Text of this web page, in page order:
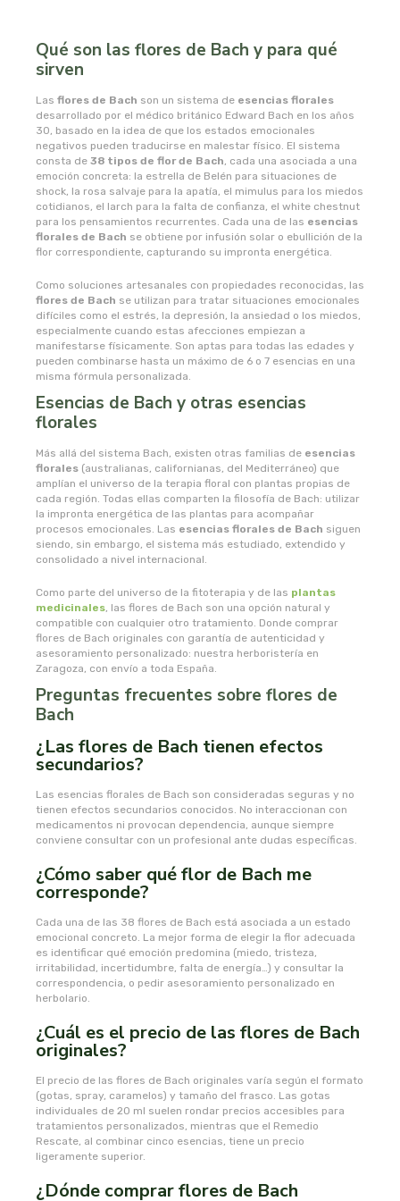
Qué son las flores de Bach y para qué
sirven
Las flores de Bach son un sistema de esencias florales
desarrollado por el médico británico Edward Bach en los años
30, basado en la idea de que los estados emocionales
negativos pueden traducirse en malestar físico. El sistema
consta de 38 tipos de flor de Bach, cada una asociada a una
emoción concreta: la estrella de Belén para situaciones de
shock, la rosa salvaje para la apatía, el mimulus para los miedos
cotidianos, el larch para la falta de confianza, el white chestnut
para los pensamientos recurrentes. Cada una de las esencias
florales de Bach se obtiene por infusión solar o ebullición de la
flor correspondiente, capturando su impronta energética.
Como soluciones artesanales con propiedades reconocidas, las
flores de Bach se utilizan para tratar situaciones emocionales
difíciles como el estrés, la depresión, la ansiedad o los miedos,
especialmente cuando estas afecciones empiezan a
manifestarse físicamente. Son aptas para todas las edades y
pueden combinarse hasta un máximo de 6 o 7 esencias en una
misma fórmula personalizada.
Esencias de Bach y otras esencias
florales
Más allá del sistema Bach, existen otras familias de esencias
florales (australianas, californianas, del Mediterráneo) que
amplían el universo de la terapia floral con plantas propias de
cada región. Todas ellas comparten la filosofía de Bach: utilizar
la impronta energética de las plantas para acompañar
procesos emocionales. Las esencias florales de Bach siguen
siendo, sin embargo, el sistema más estudiado, extendido y
consolidado a nivel internacional.
Como parte del universo de la fitoterapia y de las plantas
medicinales, las flores de Bach son una opción natural y
compatible con cualquier otro tratamiento. Donde comprar
flores de Bach originales con garantía de autenticidad y
asesoramiento personalizado: nuestra herboristería en
Zaragoza, con envío a toda España.
Preguntas frecuentes sobre flores de
Bach
¿Las flores de Bach tienen efectos
secundarios?
Las esencias florales de Bach son consideradas seguras y no
tienen efectos secundarios conocidos. No interaccionan con
medicamentos ni provocan dependencia, aunque siempre
conviene consultar con un profesional ante dudas específicas.
¿Cómo saber qué flor de Bach me
corresponde?
Cada una de las 38 flores de Bach está asociada a un estado
emocional concreto. La mejor forma de elegir la flor adecuada
es identificar qué emoción predomina (miedo, tristeza,
irritabilidad, incertidumbre, falta de energía…) y consultar la
correspondencia, o pedir asesoramiento personalizado en
herbolario.
¿Cuál es el precio de las flores de Bach
originales?
El precio de las flores de Bach originales varía según el formato
(gotas, spray, caramelos) y tamaño del frasco. Las gotas
individuales de 20 ml suelen rondar precios accesibles para
tratamientos personalizados, mientras que el Remedio
Rescate, al combinar cinco esencias, tiene un precio
ligeramente superior.
¿Dónde comprar flores de Bach
carrau y cia- sara
casa ibañez
castagno
catalysis
cavalier
cien por cien natural
como una reina
cooperativa del campo virgen de la esperanza
corpore sano
cosmo naturel
cosnature
deiters
dento produts
derbos
designs for health
diego camaras- lotero
dielisa
dietisa
dietmed
dietmil
dis
dismages
dolores guembe
dr dunner